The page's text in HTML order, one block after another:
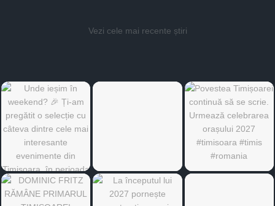
Vezi cele mai recente știri